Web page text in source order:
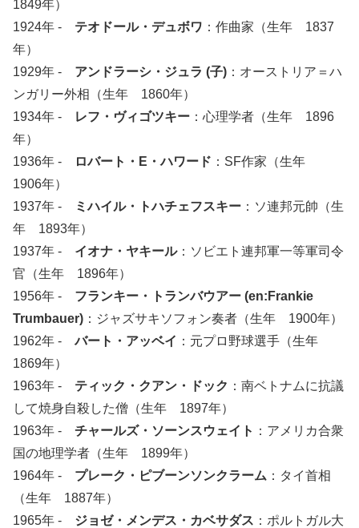
1849年）
1924年 - テオドール・デュボワ ：作曲家（生年 1837
年）
1929年 - アンドラーシ・ジュラ (子) ：オーストリア＝ハ
ンガリー外相（生年 1860年）
1934年 -
レフ・ヴィゴツキー ：心理学者（生年 1896
年）
1936年 -
ロバート・E・ハワード ：SF作家（生年
1906年）
1937年 -
ミハイル・トハチェフスキー ：ソ連邦元帥（生
年 1893年）
1937年 - イオナ・ヤキール：ソビエト連邦軍一等軍司令
官（生年 1896年）
1956年 - フランキー・トランバウアー (en:Frankie
Trumbauer) ：ジャズサキソフォン奏者（生年 1900年）
1962年 -バート・アッベイ ：元プロ野球選手（生年
1869年）
1963年 - ティック・クアン・ドック ：南ベトナムに抗議
して焼身自殺した僧（生年 1897年）
1963年 - チャールズ・ソーンスウェイト ：アメリカ合衆
国の地理学者（生年 1899年）
1964年 - プレーク・ピブーンソンクラーム ：タイ首相
（生年 1887年）
1965年 - ジョゼ・メンデス・カベサダス ：ポルトガル大